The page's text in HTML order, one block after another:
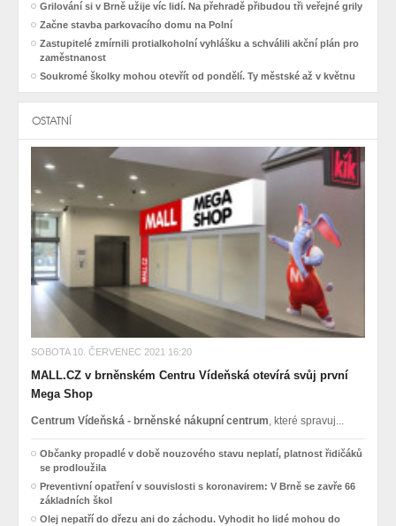
Grilování si v Brně užije víc lidí. Na přehradě přibudou tři veřejné grily
Začne stavba parkovacího domu na Polní
Zastupitelé zmírnili protialkoholní vyhlášku a schválili akční plán pro
zaměstnanost
Soukromé školky mohou otevřít od pondělí. Ty městské až v květnu
OSTATNÍ
SOBOTA 10. ČERVENEC 2021 16:20
MALL.CZ v brněnském Centru Vídeňská otevírá svůj první
Mega Shop
Centrum Vídeňská - brněnské nákupní centrum , které spravuj...
Občanky propadlé v době nouzového stavu neplatí, platnost řidičáků
se prodloužila
Preventivní opatření v souvislosti s koronavirem: V Brně se zavře 66
základních škol
Olej nepatří do dřezu ani do záchodu. Vyhodit ho lidé mohou do